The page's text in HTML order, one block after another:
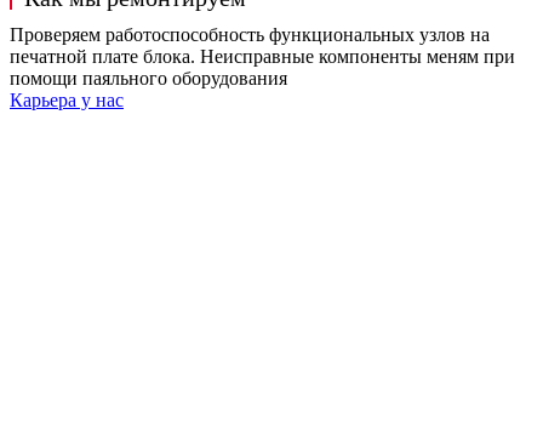
Проверяем работоспособность функциональных узлов на
печатной плате блока. Неисправные компоненты меням при
помощи паяльного оборудования
Карьера у нас